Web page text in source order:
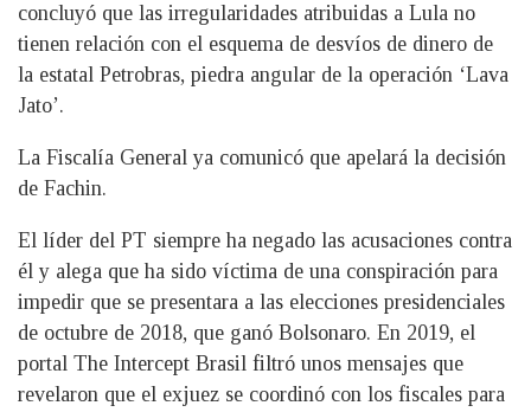
concluyó que las irregularidades atribuidas a Lula no
tienen relación con el esquema de desvíos de dinero de
la estatal Petrobras, piedra angular de la operación ‘Lava
Jato’.
La Fiscalía General ya comunicó que apelará la decisión
de Fachin.
El líder del PT siempre ha negado las acusaciones contra
él y alega que ha sido víctima de una conspiración para
impedir que se presentara a las elecciones presidenciales
de octubre de 2018, que ganó Bolsonaro. En 2019, el
portal The Intercept Brasil filtró unos mensajes que
revelaron que el exjuez se coordinó con los fiscales para